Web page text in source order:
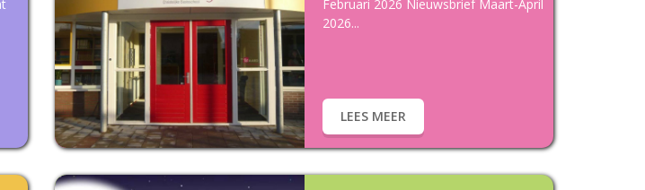
Februari 2026 Nieuwsbrief Maart-April
2026...
LEES MEER